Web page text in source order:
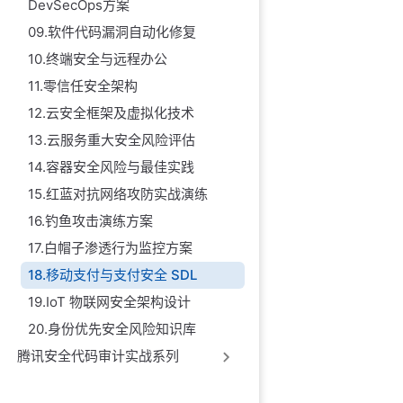
DevSecOps方案
09.软件代码漏洞自动化修复
10.终端安全与远程办公
11.零信任安全架构
12.云安全框架及虚拟化技术
13.云服务重大安全风险评估
14.容器安全风险与最佳实践
15.红蓝对抗网络攻防实战演练
16.钓鱼攻击演练方案
17.白帽子渗透行为监控方案
18.移动支付与支付安全 SDL
19.IoT 物联网安全架构设计
20.身份优先安全风险知识库
腾讯安全代码审计实战系列